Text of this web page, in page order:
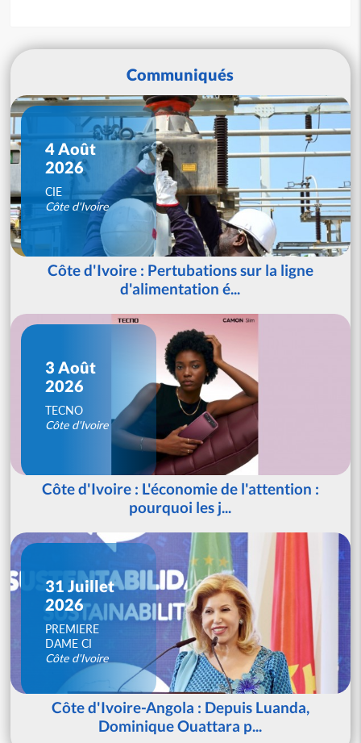
Communiqués
4 Août
2026
CIE
Côte d'Ivoire
Côte d'Ivoire : Pertubations sur la ligne
d'alimentation é...
3 Août
2026
TECNO
Côte d'Ivoire
Côte d'Ivoire : L'économie de l'attention :
pourquoi les j...
31 Juillet
2026
PREMIERE
DAME CI
Côte d'Ivoire
Côte d'Ivoire-Angola : Depuis Luanda,
Dominique Ouattara p...